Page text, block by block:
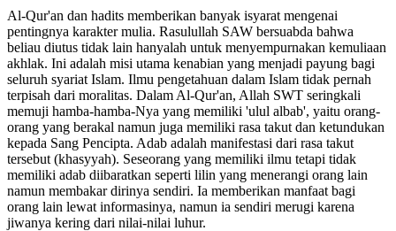
Al-Qur'an dan hadits memberikan banyak isyarat mengenai
pentingnya karakter mulia. Rasulullah SAW bersuabda bahwa
beliau diutus tidak lain hanyalah untuk menyempurnakan kemuliaan
akhlak. Ini adalah misi utama kenabian yang menjadi payung bagi
seluruh syariat Islam. Ilmu pengetahuan dalam Islam tidak pernah
terpisah dari moralitas. Dalam Al-Qur'an, Allah SWT seringkali
memuji hamba-hamba-Nya yang memiliki 'ulul albab', yaitu orang-
orang yang berakal namun juga memiliki rasa takut dan ketundukan
kepada Sang Pencipta. Adab adalah manifestasi dari rasa takut
tersebut (khasyyah). Seseorang yang memiliki ilmu tetapi tidak
memiliki adab diibaratkan seperti lilin yang menerangi orang lain
namun membakar dirinya sendiri. Ia memberikan manfaat bagi
orang lain lewat informasinya, namun ia sendiri merugi karena
jiwanya kering dari nilai-nilai luhur.